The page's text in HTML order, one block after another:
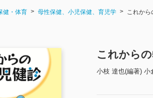
健・体育 母性保健、小児保健、育児学 これから
これからの
小枝 達也(編著) 小